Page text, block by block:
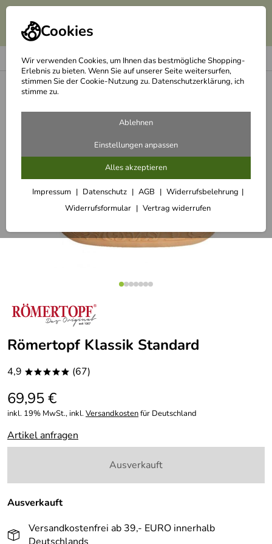
Cookies
Wir verwenden Cookies, um Ihnen das bestmögliche Shopping-
Erlebnis zu bieten. Wenn Sie auf unserer Seite weitersurfen,
stimmen Sie der Cookie-Nutzung zu. Datenschutzerklärung, ich
stimme zu.
Ablehnen
Einstellungen anpassen
Alles akzeptieren
Impressum Datenschutz AGB
Widerrufsbelehrung
Widerrufsformular
Vertrag widerrufen
Töpfe
Römertopf Klassik Standard
4,9 ***** (67)
69,95 €
inkl. 19% MwSt., inkl.Versandkostenfür Deutschland
Artikel anfragen
Ausverkauft
Ausverkauft
Versandkostenfrei ab 39,- EURO innerhalb
Deutschlands